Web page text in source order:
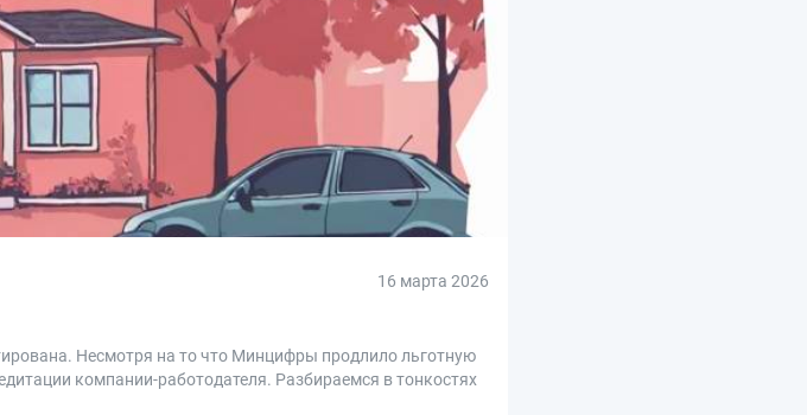
16 марта 2026
Несмотря на то что Минцифры продлило льготную
компании-работодателя. Разбираемся в тонкостях